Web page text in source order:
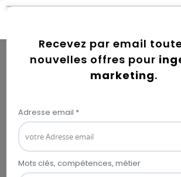
Error while getting user